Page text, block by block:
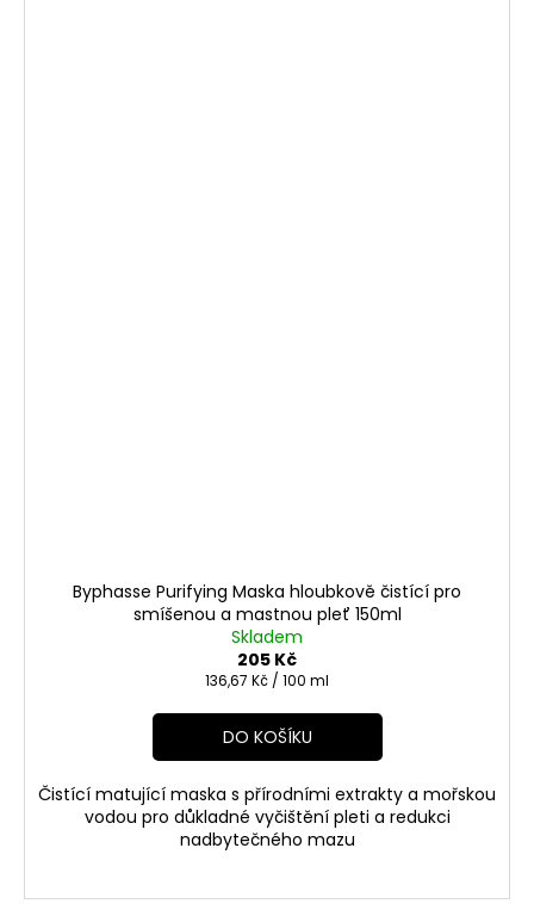
Byphasse Purifying Maska hloubkově čistící pro
smíšenou a mastnou pleť 150ml
Skladem
205 Kč
Měrná
136,67 Kč / 100 ml
DO KOŠÍKU
Čistící matující maska s přírodními extrakty a mořskou
vodou pro důkladné vyčištění pleti a redukci
nadbytečného mazu